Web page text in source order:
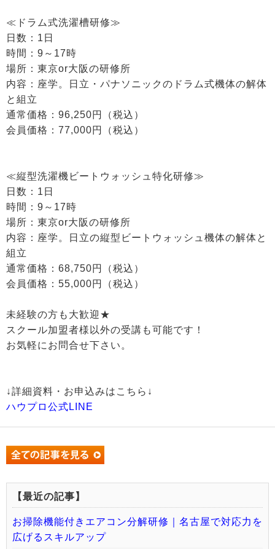
≪ドラム式洗濯槽研修≫
日数：1日
時間：9～17時
場所：東京or大阪の研修所
内容：座学。日立・パナソニックのドラム式機体の解体
と組立
通常価格：96,250円（税込）
会員価格：77,000円（税込）
≪縦型洗濯機ビートウォッシュ特化研修≫
日数：1日
時間：9～17時
場所：東京or大阪の研修所
内容：座学。日立の縦型ビートウォッシュ機体の解体と
組立
通常価格：68,750円（税込）
会員価格：55,000円（税込）
未経験の方も大歓迎★
スクール加盟者様以外の受講も可能です！
お気軽にお問合せ下さい。
↓詳細資料・お申込みはこちら↓
ハウプロ公式LINE
【最近の記事】
お掃除機能付きエアコン分解研修｜名古屋で対応力を
広げるスキルアップ